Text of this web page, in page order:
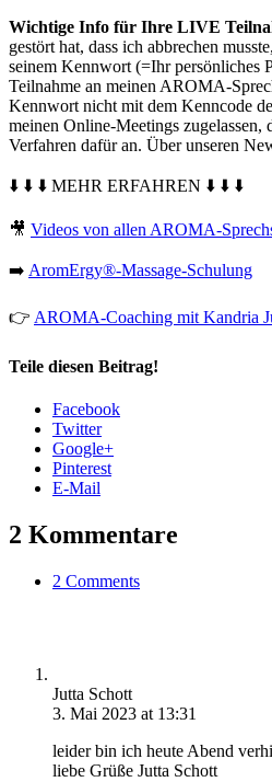
Wichtige Info für Ihre LIVE
gestört hat, dass ich abbrechen
seinem Kennwort (=Ihr persönliches
Teilnahme an meinen AROMA-
Kennwort nicht mit dem Kenncode
meinen Online-Meetings zugelassen,
Verfahren dafür an. Über unseren
⬇️ ⬇️ ⬇️ MEHR ERFAHREN ⬇️ ⬇️ ⬇️
🎥 Videos von allen AROMA-
➡️ AromErgy®-Massage-Schulung
👉 AROMA-Coaching mit Kandria
Teile diesen Beitrag!
Facebook
Twitter
Google+
Pinterest
E-Mail
2 Kommentare
2 Comments
Jutta Schott
3. Mai 2023 at 13:31
leider bin ich heute Abend
liebe Grüße Jutta Schott